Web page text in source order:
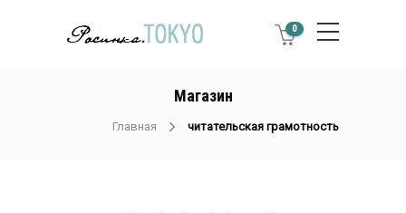
0
Магазин
Главная читательская грамотность